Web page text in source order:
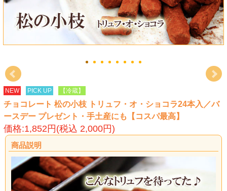
NEW PICK UP 【冷蔵】
チョコレート 松の小枝 トリュフ・オ・ショコラ24本入／バ
ースデー プレゼント・手土産にも【コスパ最高】
価格:1,852円(税込 2,000円)
商品説明